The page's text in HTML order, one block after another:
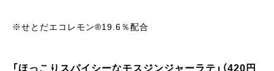
※せとだエコレモン®19.6％配合
「ほっこりスパイシーなモスジンジャーラテ」（420円